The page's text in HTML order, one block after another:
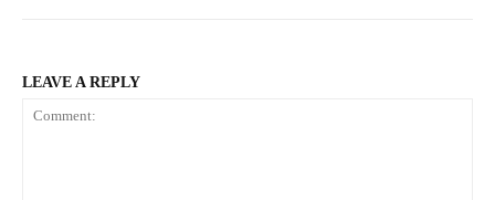
LEAVE A REPLY